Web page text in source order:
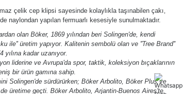
çelik cep klipsi sayesinde kolaylıkla taşınabilen çakı,
naylondan yapılan fermuarlı kesesiyle sunulmaktadır.
olan Böker, 1869 yılından beri Solingen'de, kendi
ile'' üretim yapıyor. Kalitenin sembolü olan ve ''Tree Brand''
kadar uzanıyor.
liderine ve Avrupa'da spor, taktik, koleksiyon bıçaklarının
bir ürün gamına sahip.
Solingen'de sürdürürken; Böker Arbolito, Böker Plus ve
üretime geçti. Böker Arbolito, Arjantin-Buenos Aires'te,